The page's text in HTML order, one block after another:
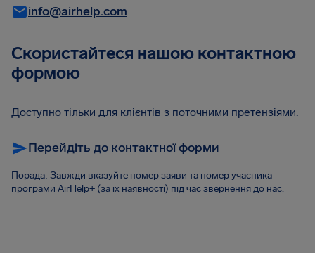
info@airhelp.com
Скористайтеся нашою контактною
формою
Доступно тільки для клієнтів з поточними претензіями.
Перейдіть до контактної форми
Порада: Завжди вказуйте номер заяви та номер учасника
програми AirHelp+ (за їх наявності) під час звернення до нас.